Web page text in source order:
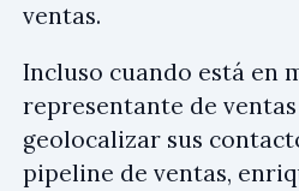
ventas.
Incluso cuando está en
representante de
geolocalizar sus
pipeline de ventas,